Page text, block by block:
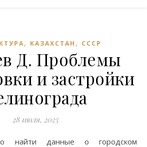
, КАЗАХСТАН , СССР
Д. Проблемы
и застройки
28 июля, 2025